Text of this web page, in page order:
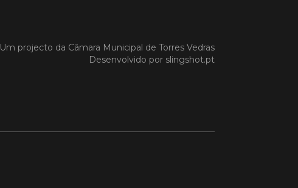
Um projecto da Câmara Municipal de Torres Vedras
Desenvolvido por slingshot.pt